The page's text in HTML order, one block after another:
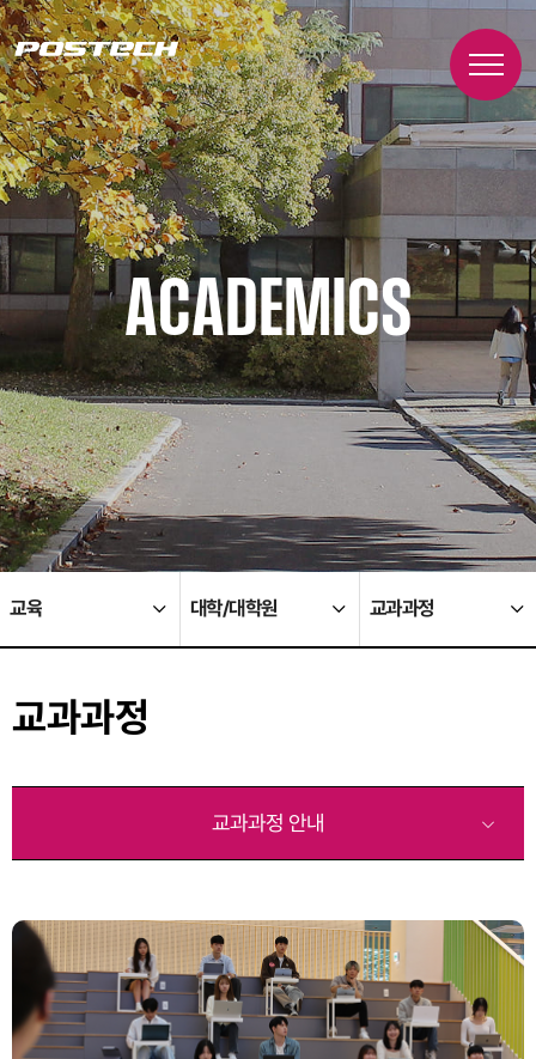
ACADEMICS
교육 대학/대학원 교과과정
교과과정
교과과정 안내